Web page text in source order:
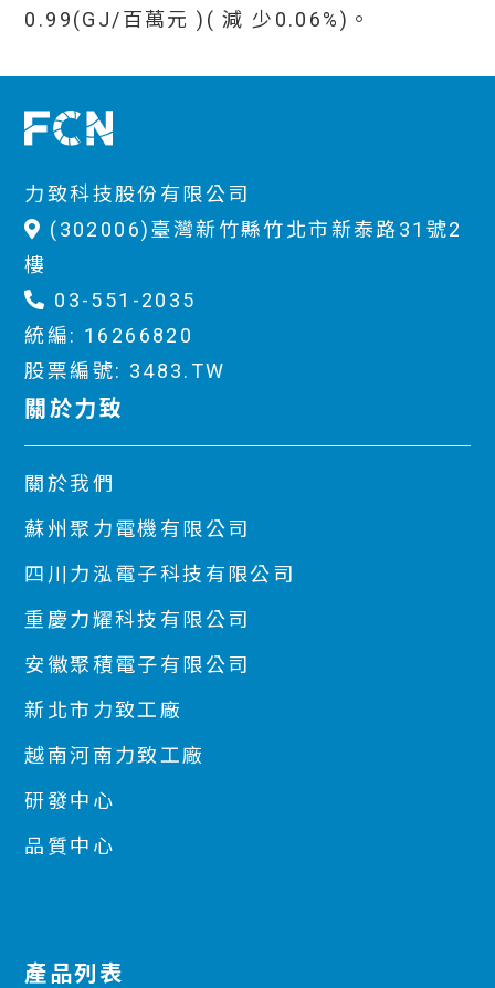
0.99(GJ/百萬元 )( 減 少0.06%)。
力致科技股份有限公司
(302006)臺灣新竹縣竹北市新泰路31號2
樓
03-551-2035
統編: 16266820
股票編號: 3483.TW
關於力致
關於我們
蘇州聚力電機有限公司
四川力泓電子科技有限公司
重慶力耀科技有限公司
安徽聚積電子有限公司
新北市力致工廠
越南河南力致工廠
研發中心
品質中心
產品列表